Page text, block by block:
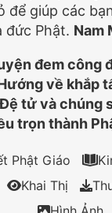
để giúp các
đức Phật. Nam
đem công
về khắp
tử và chúng
trọn thành
Phật Giáo
Khai Thị